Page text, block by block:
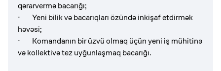
qərarvermə bacarığı;
· Yeni bilik və bacarıqları özündə inkişaf etdirmək
həvəsi;
· Komandanın bir üzvü olmaq üçün yeni iş mühitinə
və kollektivə tez uyğunlaşmaq bacarığı.